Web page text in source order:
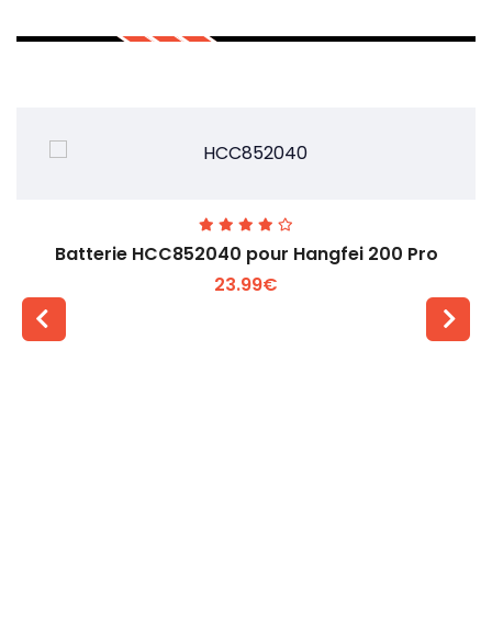
Batterie HCC852040 pour Hangfei 200 Pro
23.99€